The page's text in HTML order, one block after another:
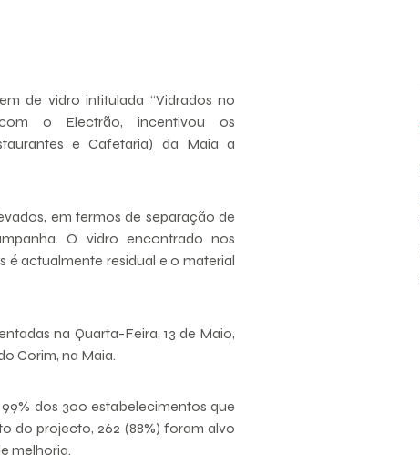
de vidro intitulada “Vidrados no
o Electrão, incentivou os
e Cafetaria) da Maia a
em termos de separação de
O vidro encontrado nos
actualmente residual e o material
na Quarta-Feira, 13 de Maio,
Corim, na Maia.
dos 300 estabelecimentos que
do projecto, 262 (88%) foram alvo
melhoria.